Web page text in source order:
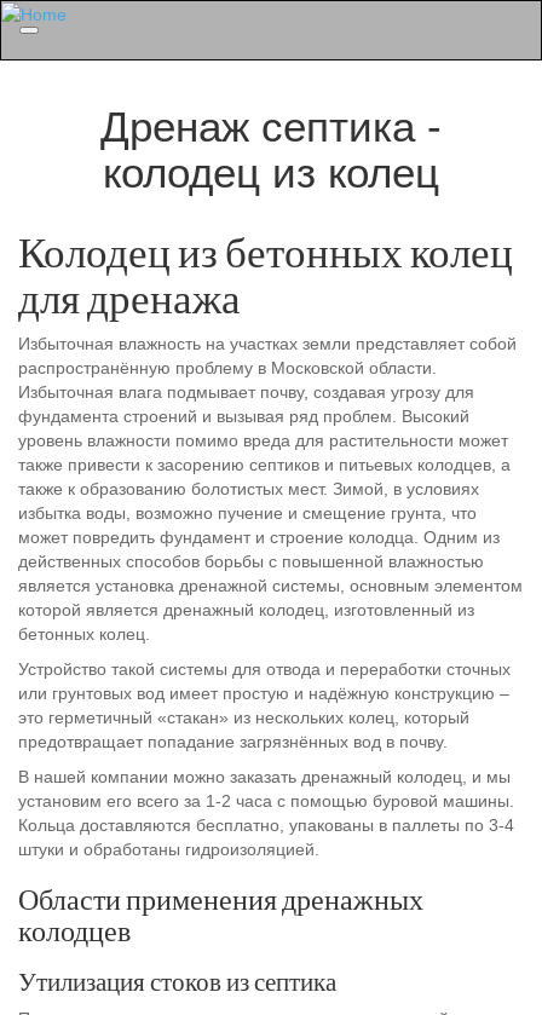
Дренаж септика -
колодец из колец
Колодец из бетонных колец
для дренажа
Избыточная влажность на участках земли представляет собой
распространённую проблему в Московской области.
Избыточная влага подмывает почву, создавая угрозу для
фундамента строений и вызывая ряд проблем. Высокий
уровень влажности помимо вреда для растительности может
также привести к засорению септиков и питьевых колодцев, а
также к образованию болотистых мест. Зимой, в условиях
избытка воды, возможно пучение и смещение грунта, что
может повредить фундамент и строение колодца. Одним из
действенных способов борьбы с повышенной влажностью
является установка дренажной системы, основным элементом
которой является дренажный колодец, изготовленный из
бетонных колец.
Устройство такой системы для отвода и переработки сточных
или грунтовых вод имеет простую и надёжную конструкцию –
это герметичный «стакан» из нескольких колец, который
предотвращает попадание загрязнённых вод в почву.
В нашей компании можно заказать дренажный колодец, и мы
установим его всего за 1-2 часа с помощью буровой машины.
Кольца доставляются бесплатно, упакованы в паллеты по 3-4
штуки и обработаны гидроизоляцией.
Области применения дренажных
колодцев
Утилизация стоков из септика